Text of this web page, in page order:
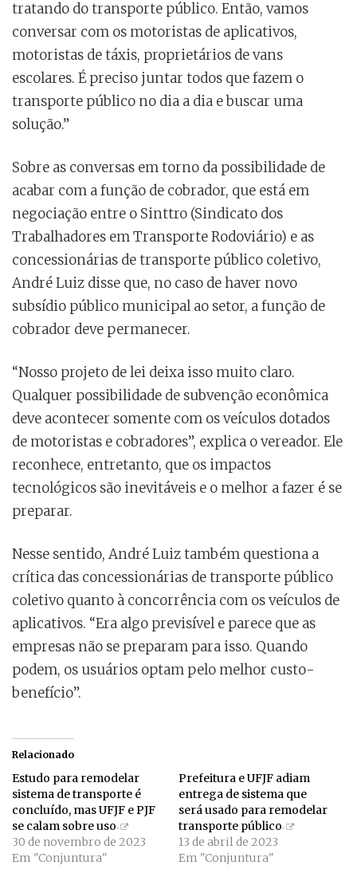
tratando do transporte público. Então, vamos
conversar com os motoristas de aplicativos,
motoristas de táxis, proprietários de vans
escolares. É preciso juntar todos que fazem o
transporte público no dia a dia e buscar uma
solução.”
Sobre as conversas em torno da possibilidade de
acabar com a função de cobrador, que está em
negociação entre o Sinttro (Sindicato dos
Trabalhadores em Transporte Rodoviário) e as
concessionárias de transporte público coletivo,
André Luiz disse que, no caso de haver novo
subsídio público municipal ao setor, a função de
cobrador deve permanecer.
“Nosso projeto de lei deixa isso muito claro.
Qualquer possibilidade de subvenção econômica
deve acontecer somente com os veículos dotados
de motoristas e cobradores”, explica o vereador. Ele
reconhece, entretanto, que os impactos
tecnológicos são inevitáveis e o melhor a fazer é se
preparar.
Nesse sentido, André Luiz também questiona a
crítica das concessionárias de transporte público
coletivo quanto à concorrência com os veículos de
aplicativos. “Era algo previsível e parece que as
empresas não se preparam para isso. Quando
podem, os usuários optam pelo melhor custo-
benefício”.
Relacionado
Estudo para remodelar
sistema de transporte é
concluído, mas UFJF e PJF
se calam sobre uso
30 de novembro de 2023
Em "Conjuntura"
Prefeitura e UFJF adiam
entrega de sistema que
será usado para remodelar
transporte público
13 de abril de 2023
Em "Conjuntura"